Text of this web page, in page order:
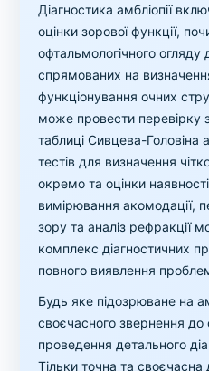
Діагностика амбліопії
оцінки зорової функції,
офтальмологічного огляду
спрямованих на
функціонування очних
може провести перевірку
таблиці Сивцева-Головіна
тестів для визначення
окремо та оцінки
вимірювання акомодації,
зору та аналіз рефракції
комплекс діагностичних
повного виявлення
Будь яке підозрюване на
своєчасного звернення до
проведення детального
Тільки точна та своєчасна